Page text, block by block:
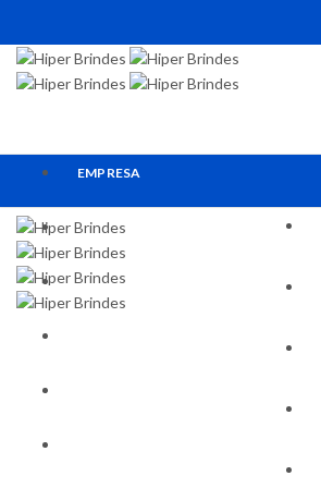
EMPRESA
TÊXTEIS
ESCRITA